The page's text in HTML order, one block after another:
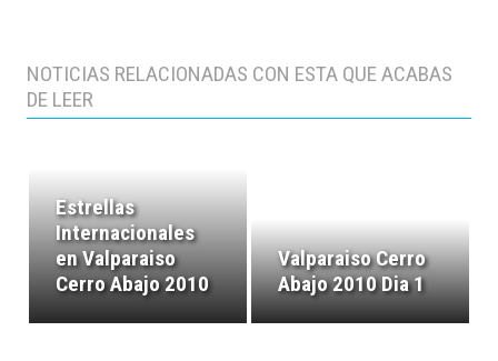
NOTICIAS RELACIONADAS CON ESTA QUE ACABAS
DE LEER
Estrellas
Internacionales
en Valparaiso
Cerro Abajo 2010
Valparaiso Cerro
Abajo 2010 Dia 1